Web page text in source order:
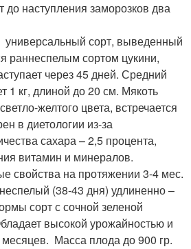
наступления заморозков два
сорт, выведенный
раннеспелым сортом цукини,
через 45 дней. Средний
1 кг, длиной до 20 см. Мякоть
желтого цвета, встречается
в диетологии из-за
сахара – 2,5 процента,
витамин и минералов.
свойства на протяжении 3-4 мес.
(38-43 дня) удлиненно –
сорт с сочной зеленой
высокой урожайностью и
Масса плода до 900 гр.